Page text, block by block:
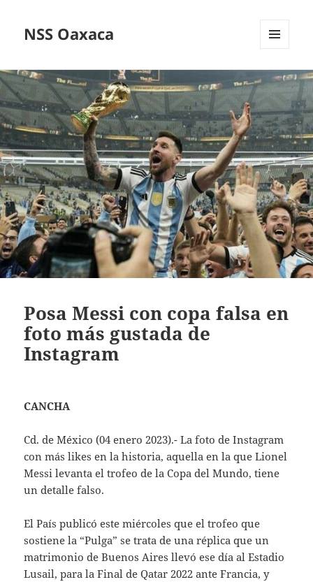
NSS Oaxaca
WIDGETS
Posa Messi con copa falsa en
foto más gustada de
Instagram
CANCHA
Cd. de México (04 enero 2023).- La foto de Instagram
con más likes en la historia, aquella en la que Lionel
Messi levanta el trofeo de la Copa del Mundo, tiene
un detalle falso.
El País publicó este miércoles que el trofeo que
sostiene la “Pulga” se trata de una réplica que un
matrimonio de Buenos Aires llevó ese día al Estadio
Lusail, para la Final de Qatar 2022 ante Francia, y